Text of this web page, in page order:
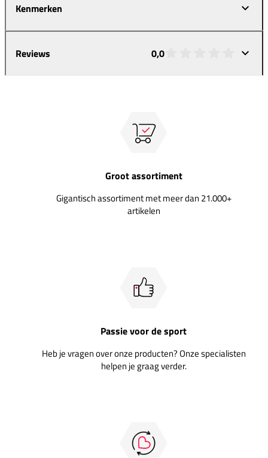
Kenmerken
Reviews 0,0
Groot assortiment
Gigantisch assortiment met meer dan 21.000+
artikelen
Passie voor de sport
Heb je vragen over onze producten? Onze specialisten
helpen je graag verder.